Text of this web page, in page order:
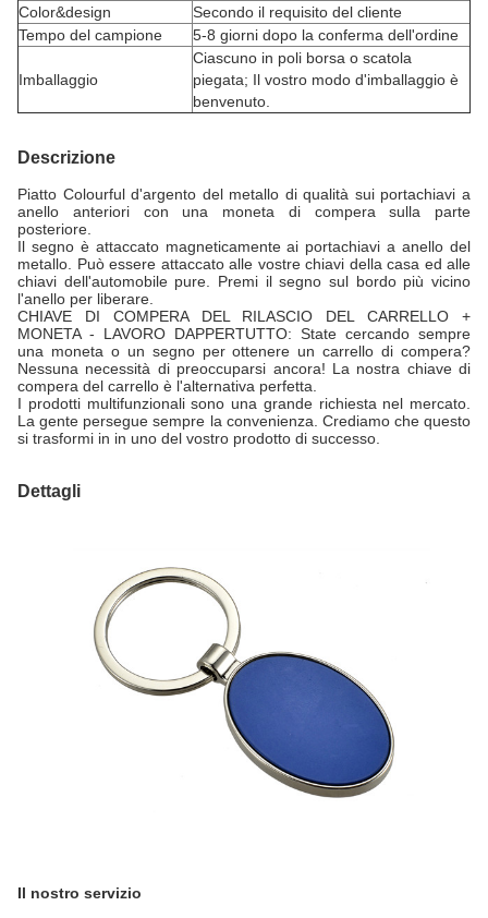
Color&design
Secondo il requisito del cliente
Tempo del campione
5-8 giorni dopo la conferma dell'ordine
Imballaggio
Ciascuno in poli borsa o scatola
piegata; Il vostro modo d'imballaggio è
benvenuto.
Descrizione
Piatto Colourful d'argento del metallo di qualità sui portachiavi a
anello anteriori con una moneta di compera sulla parte
posteriore.
Il segno è attaccato magneticamente ai portachiavi a anello del
metallo. Può essere attaccato alle vostre chiavi della casa ed alle
chiavi dell'automobile pure. Premi il segno sul bordo più vicino
l'anello per liberare.
CHIAVE DI COMPERA DEL RILASCIO DEL CARRELLO +
MONETA - LAVORO DAPPERTUTTO: State cercando sempre
una moneta o un segno per ottenere un carrello di compera?
Nessuna necessità di preoccuparsi ancora! La nostra chiave di
compera del carrello è l'alternativa perfetta.
I prodotti multifunzionali sono una grande richiesta nel mercato.
La gente persegue sempre la convenienza. Crediamo che questo
si trasformi in in uno del vostro prodotto di successo.
Dettagli
Il nostro servizio